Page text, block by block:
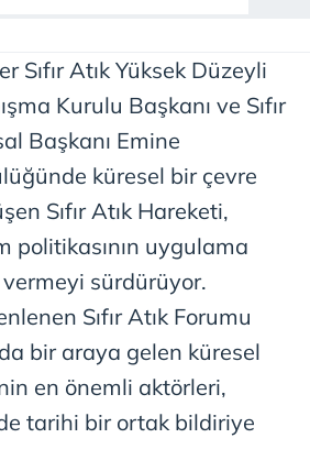
Sıfır Atık Yüksek Düzeyli
Kurulu Başkanı ve Sıfır
Başkanı Emine
küresel bir çevre
Sıfır Atık Hareketi,
politikasının uygulama
sürdürüyor.
Sıfır Atık Forumu
bir araya gelen küresel
en önemli aktörleri,
tarihi bir ortak bildiriye